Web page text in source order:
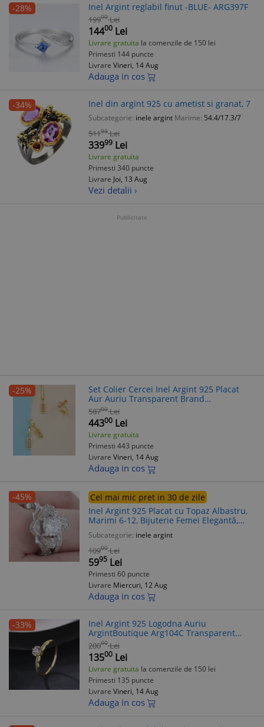
-28% Inel Argint reglabil finut -BLUE- ARG397F
19900 Lei
14400 Lei
Livrare gratuita la comenzile de 150 lei
Primesti 144 puncte
Livrare Vineri, 14 Aug
Adauga in cos
-34% Inel din argint 925 cu ametist si granat, 7
Subcategorie: inele argint Marime: 54.4/17.3/7
51199 Lei
33999 Lei
Livrare gratuita
Primesti 340 puncte
Livrare Joi, 13 Aug
Vezi detalii ›
Publicitate
-25%
Set Colier Cercei Inel Argint 925 Placat
Aur Auriu Transparent Brand
Argintboutique Model SET400L
58700 Lei
44300 Lei
Livrare gratuita
Primesti 443 puncte
Livrare Vineri, 14 Aug
Adauga in cos
-45%
Cel mai mic pret in 30 de zile
Inel Argint 925 Placat cu Topaz Albastru,
Marimi 6-12, Bijuterie Femei Elegantă,
Cadou Special
Subcategorie: inele argint
10900 Lei
5995 Lei
Primesti 60 puncte
Livrare Miercuri, 12 Aug
Adauga in cos
-33%
Inel Argint 925 Logodna Auriu
ArgintBoutique Arg104C Transparent
Marime 7/8/9 (17.3-18.9mm)
20000 Lei
13500 Lei
Livrare gratuita la comenzile de 150 lei
Primesti 135 puncte
Livrare Vineri, 14 Aug
Adauga in cos